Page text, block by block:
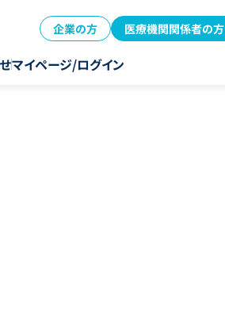
企業の方 医療機関関係者の方
マイページ/ログイン